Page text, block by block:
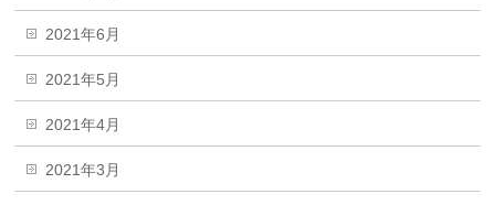
2021年6月
2021年5月
2021年4月
2021年3月